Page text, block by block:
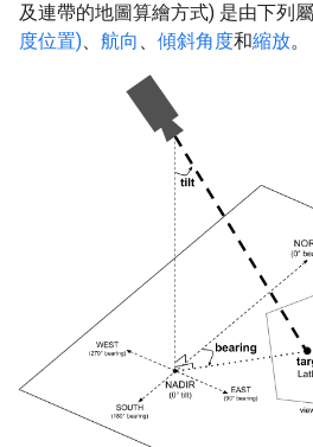
及連帶的地圖算繪方式) 是由下列
度位置)、 航向 、 傾斜角度和縮放。